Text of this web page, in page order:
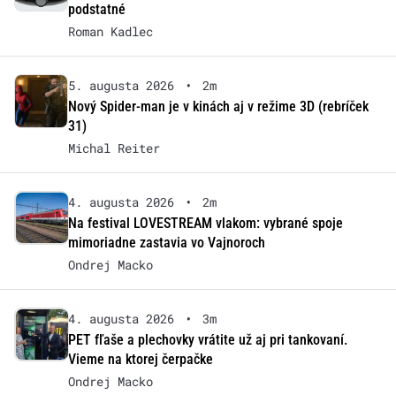
podstatné
Roman Kadlec
5. augusta 2026 •
2m
Nový Spider-man je v kinách aj v režime 3D (rebríček
31)
Michal Reiter
4. augusta 2026 •
2m
Na festival LOVESTREAM vlakom: vybrané spoje
mimoriadne zastavia vo Vajnoroch
Ondrej Macko
4. augusta 2026 •
3m
PET fľaše a plechovky vrátite už aj pri tankovaní.
Vieme na ktorej čerpačke
Ondrej Macko